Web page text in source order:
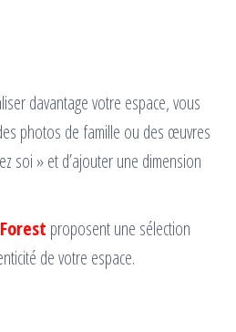
davantage votre espace, vous
photos de famille ou des œuvres
soi » et d’ajouter une dimension
proposent une sélection
de votre espace.